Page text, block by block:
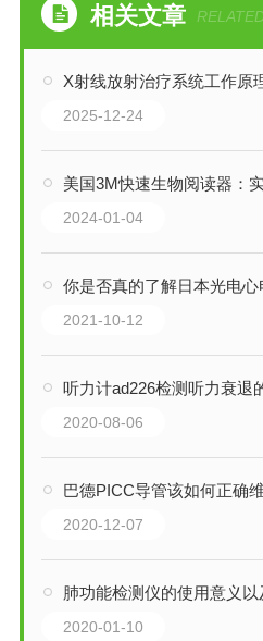
相关文章
X射线放射治疗系统工作原
2025-12-24
美国3M快速生物阅读器：
2024-01-04
你是否真的了解日本光电心
2021-10-12
听力计ad226检测听力衰退
2020-08-06
巴德PICC导管该如何正确
2020-12-07
肺功能检测仪的使用意义以
2020-01-10